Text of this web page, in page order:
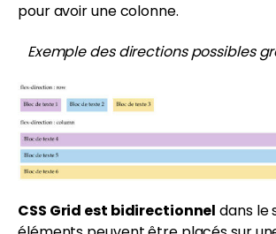
pour avoir une colonne.
Exemple des directions possibles
CSS Grid est bidirectionnel dans le